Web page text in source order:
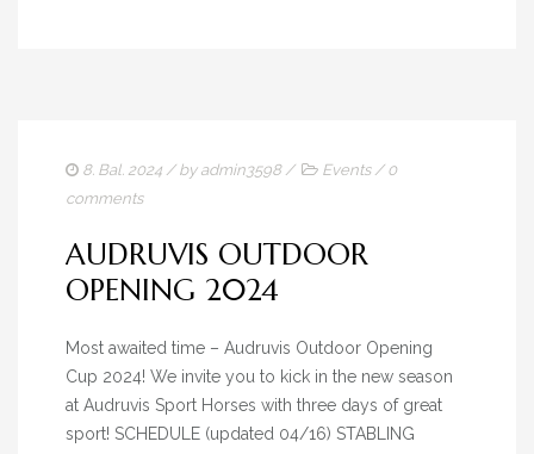
8. Bal. 2024 / by admin3598/ Events/ 0
comments
AUDRUVIS OUTDOOR
OPENING 2024
Most awaited time – Audruvis Outdoor Opening
Cup 2024! We invite you to kick in the new season
at Audruvis Sport Horses with three days of great
sport! SCHEDULE (updated 04/16) STABLING